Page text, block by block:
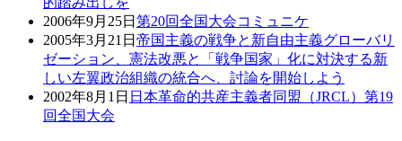
2006年9月25日 第20回全国大会コミュニケ
2005年3月21日 帝国主義の戦争と新自由主義グローバリ
ゼーション、憲法改悪と「戦争国家」化に対決する新
しい左翼政治組織の統合へ、討論を開始しよう
2002年8月1日 日本革命的共産主義者同盟（JRCL）第19
回全国大会